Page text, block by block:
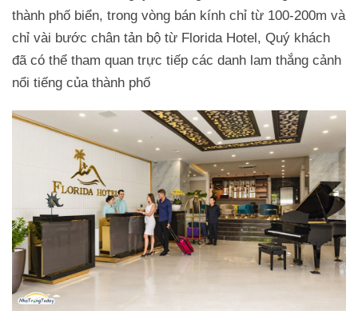
thành phố biển, trong vòng bán kính chỉ từ 100-200m và
chỉ vài bước chân tản bộ từ Florida Hotel, Quý khách
đã có thể tham quan trực tiếp các danh lam thắng cảnh
nổi tiếng của thành phố